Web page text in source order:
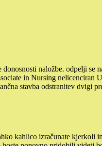
naložbe. odpelji se
in Nursing nelicenciran
stavba odstranitev dvigi
kahlico izračunate kjerkoli